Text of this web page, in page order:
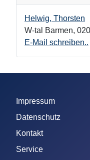
Helwig, Thorsten
W-tal Barmen,
E-Mail schreiben..
Impressum
Datenschutz
Kontakt
Service